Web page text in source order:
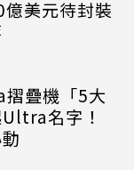
美元待封裝
疊機「5大
名字！